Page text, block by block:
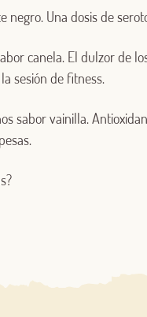
negro. Una dosis de
canela. El dulzor de
sesión de fitness.
sabor vainilla.